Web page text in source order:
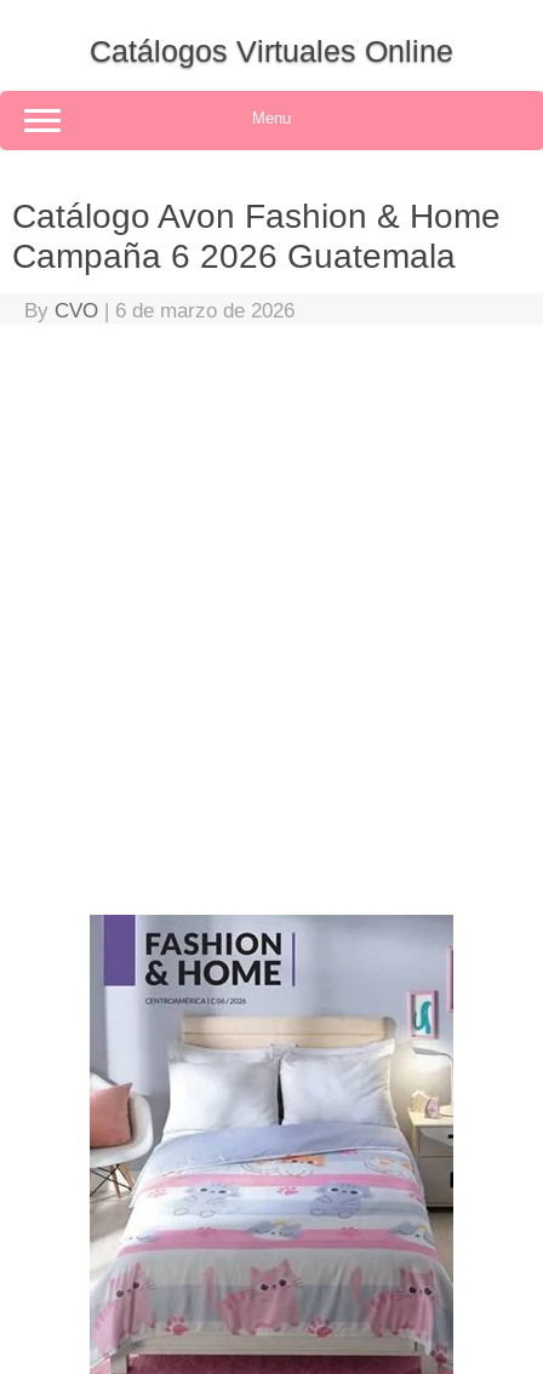
Catálogos Virtuales Online
Menu
Catálogo Avon Fashion & Home
Campaña 6 2026 Guatemala
By CVO | 6 de marzo de 2026